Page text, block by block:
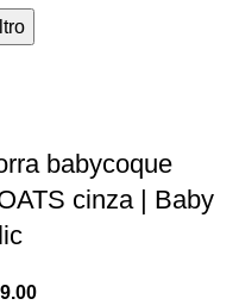
babycoque
cinza | Baby